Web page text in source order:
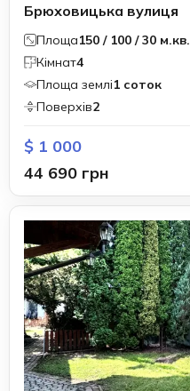
Брюховицька вулиця
Площа150 / 100 / 30 м.кв.
Кімнат4
Площа землі1 соток
Поверхів2
$ 1 000
44 690 грн